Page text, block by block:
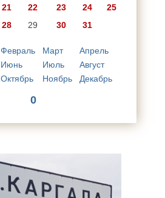
21 22 23 24
25
28 29 30 31
Февраль Март
Апрель
Июнь Июль
Август
Октябрь Ноябрь Декабрь
0